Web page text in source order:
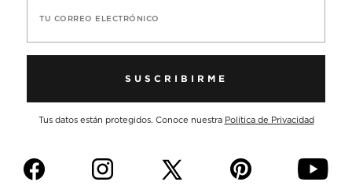
TU CORREO ELECTRÓNICO
SUSCRIBIRME
Tus datos están protegidos. Conoce nuestra Política de Privacidad
f i p y